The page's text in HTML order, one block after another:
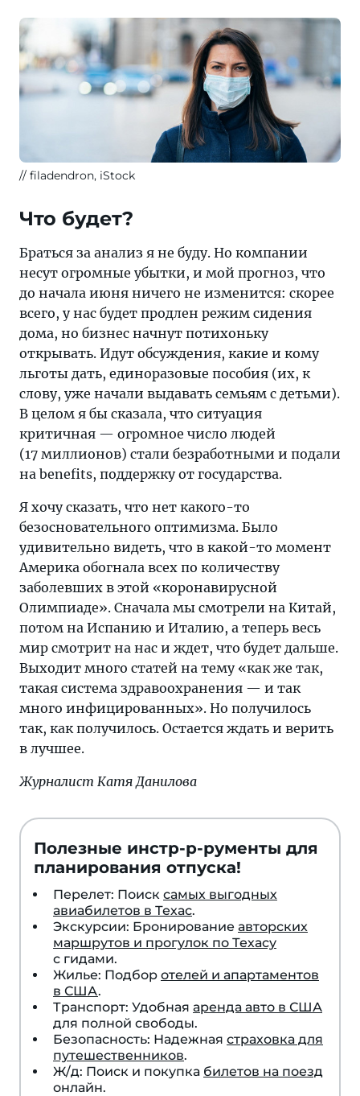
filadendron, iStock
Что будет?
Браться за анализ я не буду. Но компании
несут огромные убытки, и мой прогноз, что
до начала июня ничего не изменится: скорее
всего, у нас будет продлен режим сидения
дома, но бизнес начнут потихоньку
открывать. Идут обсуждения, какие и кому
льготы дать, единоразовые пособия (их, к
слову, уже начали выдавать семьям с детьми).
В целом я бы сказала, что ситуация
критичная — огромное число людей
(17 миллионов) стали безработными и подали
на benefits, поддержку от государства.
Я хочу сказать, что нет какого-то
безосновательного оптимизма. Было
удивительно видеть, что в какой-то момент
Америка обогнала всех по количеству
заболевших в этой «коронавирусной
Олимпиаде». Сначала мы смотрели на Китай,
потом на Испанию и Италию, а теперь весь
мир смотрит на нас и ждет, что будет дальше.
Выходит много статей на тему «как же так,
такая система здравоохранения — и так
много инфицированных». Но получилось
так, как получилось. Остается ждать и верить
в лучшее.
Журналист Катя Данилова
Полезные инстр-р-рументы для
планирования отпуска!
Перелет: Поиск самых выгодных
авиабилетов в Техас.
Экскурсии: Бронирование авторских
маршрутов и прогулок по Техасу
с гидами.
Жилье: Подбор отелей и апартаментов
в США.
Транспорт: Удобная аренда авто в США
для полной свободы.
Безопасность: Надежная страховка для
путешественников.
Ж/д: Поиск и покупка билетов на поезд
онлайн.